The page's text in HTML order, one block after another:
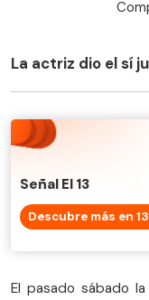
La actriz dio el sí
Señal El 13
Descubre más en
El pasado sábado